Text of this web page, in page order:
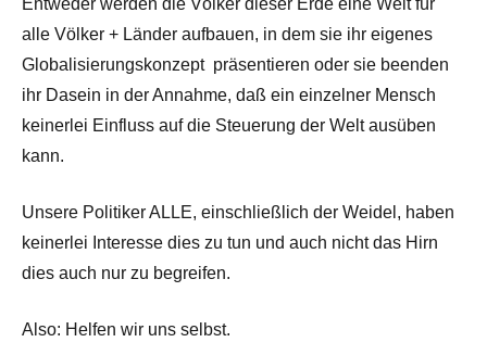
alle Völker + Länder aufbauen, in dem sie ihr eigenes
Globalisierungskonzept präsentieren oder sie beenden
ihr Dasein in der Annahme, daß ein einzelner Mensch
keinerlei Einfluss auf die Steuerung der Welt ausüben
kann.
Unsere Politiker ALLE, einschließlich der Weidel, haben
keinerlei Interesse dies zu tun und auch nicht das Hirn
dies auch nur zu begreifen.
Also: Helfen wir uns selbst.